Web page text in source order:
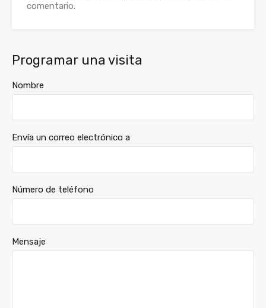
comentario.
Programar una visita
Nombre
Envía un correo electrónico a
Número de teléfono
Mensaje